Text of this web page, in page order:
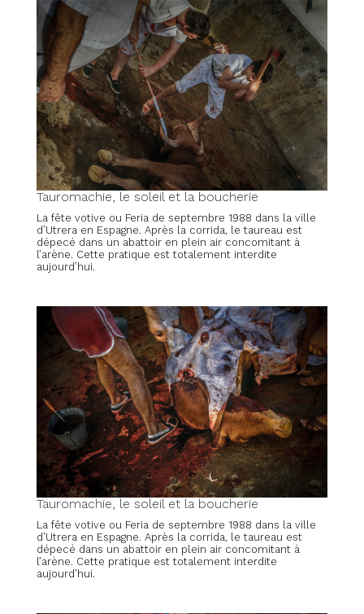
Tauromachie, le soleil et la boucherie
La fête votive ou Feria de septembre 1988 dans la ville
d’Utrera en Espagne. Après la corrida, le taureau est
dépecé dans un abattoir en plein air concomitant à
l’arène. Cette pratique est totalement interdite
aujourd’hui.
Tauromachie, le soleil et la boucherie
La fête votive ou Feria de septembre 1988 dans la ville
d’Utrera en Espagne. Après la corrida, le taureau est
dépecé dans un abattoir en plein air concomitant à
l’arène. Cette pratique est totalement interdite
aujourd’hui.